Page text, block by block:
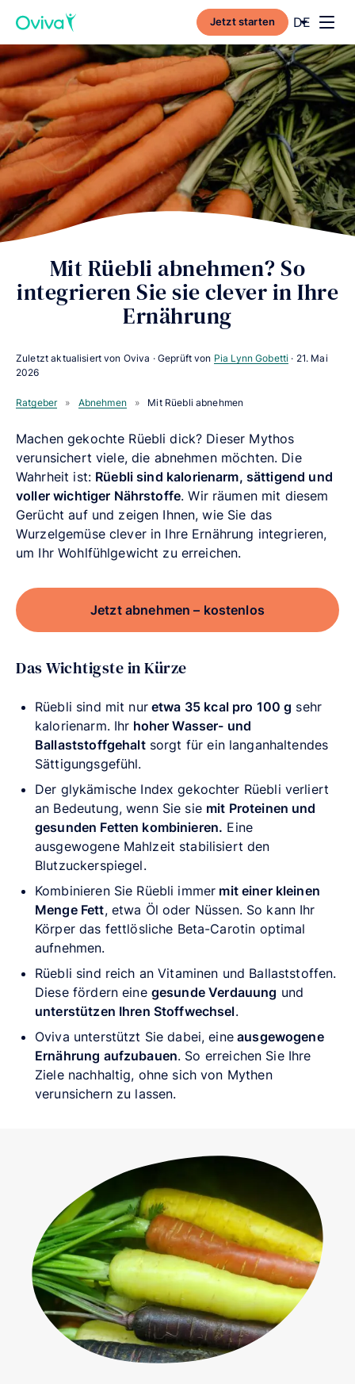
Jetzt starten Current
DE
Mit Rüebli abnehmen? So
integrieren Sie sie clever in Ihre
Ernährung
Zuletzt aktualisiert von Oviva · Geprüft von Pia Lynn Gobetti · 21. Mai
2026
Ratgeber » Abnehmen » Mit Rüebli abnehmen
Machen gekochte Rüebli dick? Dieser Mythos
verunsichert viele, die abnehmen möchten. Die
Wahrheit ist: Rüebli sind kalorienarm, sättigend und
voller wichtiger Nährstoffe. Wir räumen mit diesem
Gerücht auf und zeigen Ihnen, wie Sie das
Wurzelgemüse clever in Ihre Ernährung integrieren,
um Ihr Wohlfühlgewicht zu erreichen.
Jetzt abnehmen – kostenlos
Das Wichtigste in Kürze
Rüebli sind mit nuretwa 35 kcal pro 100 g sehr
kalorienarm. Ihr hoher Wasser- und
Ballaststoffgehaltsorgt für ein langanhaltendes
Sättigungsgefühl.
Der glykämische Index gekochter Rüebli verliert
an Bedeutung, wenn Sie sie mit Proteinen und
gesunden Fetten kombinieren. Eine
ausgewogene Mahlzeit stabilisiert den
Blutzuckerspiegel.
Kombinieren Sie Rüebli immer mit einer kleinen
Menge Fett, etwa Öl oder Nüssen. So kann Ihr
Körper das fettlösliche Beta-Carotin optimal
aufnehmen.
Rüebli sind reich an Vitaminen und Ballaststoffen.
Diese fördern eine gesunde Verdauung und
unterstützen Ihren Stoffwechsel.
Oviva unterstützt Sie dabei, eineausgewogene
Ernährung aufzubauen. So erreichen Sie Ihre
Ziele nachhaltig, ohne sich von Mythen
verunsichern zu lassen.